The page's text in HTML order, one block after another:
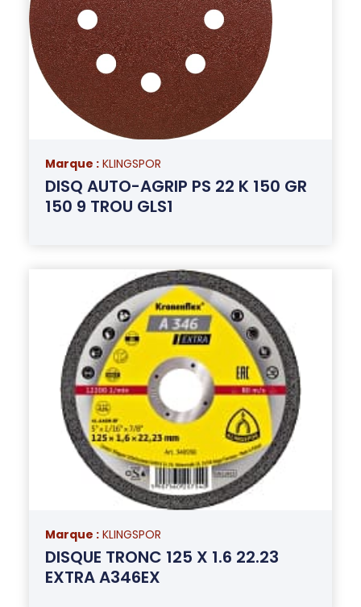
Marque : KLINGSPOR
DISQ AUTO-AGRIP PS 22 K 150 GR
150 9 TROU GLS1
Marque : KLINGSPOR
DISQUE TRONC 125 X 1.6 22.23
EXTRA A346EX